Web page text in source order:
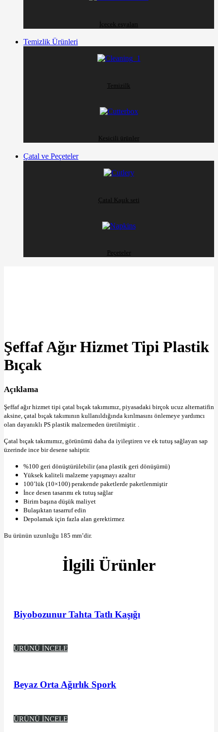
İçecek eşyaları
Temizlik Ürünleri
Temizilk
Kesicili ürünler
Çatal ve Peçeteler
Çatal Kaşık seti
Peçeteler
Şeffaf Ağır Hizmet Tipi Plastik
Bıçak
Açıklama
Şeffaf ağır hizmet tipi çatal bıçak takımımız, piyasadaki birçok ucuz alternatifin
aksine, çatal bıçak takımının kullanıldığında kırılmasını önlemeye yardımcı
olan dayanıklı PS plastik malzemeden üretilmiştir. .
Çatal bıçak takımımız, görünümü daha da iyileştiren ve ek tutuş sağlayan sap
üzerinde ince bir desene sahiptir.
%100 geri dönüştürülebilir (ana plastik geri dönüşümü)
Yüksek kaliteli malzeme yapışmayı azaltır
100’lük (10×100) perakende paketlerde paketlenmiştir
İnce desen tasarımı ek tutuş sağlar
Birim başına düşük maliyet
Bulaşıktan tasarruf edin
Depolamak için fazla alan gerektirmez
Bu ürünün uzunluğu 185 mm’dir.
İlgili Ürünler
Biyobozunur Tahta Tatlı Kaşığı
ÜRÜNÜ İNCELE
Beyaz Orta Ağırlık Spork
ÜRÜNÜ İNCELE